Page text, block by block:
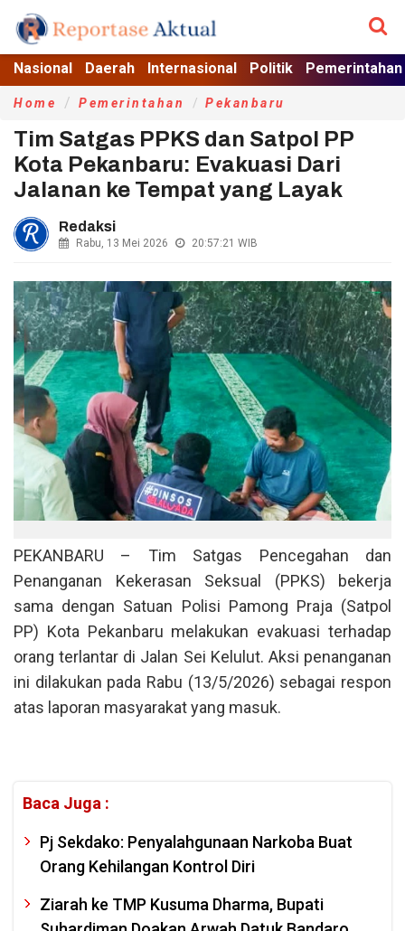
Nasional Daerah Internasional Politik Pemerintahan
Home Pemerintahan Pekanbaru
Tim Satgas PPKS dan Satpol PP
Kota Pekanbaru: Evakuasi Dari
Jalanan ke Tempat yang Layak
Redaksi
Rabu, 13 Mei 2026 20:57:21 WIB
PEKANBARU – Tim Satgas Pencegahan dan
Penanganan Kekerasan Seksual (PPKS) bekerja
sama dengan Satuan Polisi Pamong Praja (Satpol
PP) Kota Pekanbaru melakukan evakuasi terhadap
orang terlantar di Jalan Sei Kelulut. Aksi penanganan
ini dilakukan pada Rabu (13/5/2026) sebagai respon
atas laporan masyarakat yang masuk.
Baca Juga :
Pj Sekdako: Penyalahgunaan Narkoba Buat
Orang Kehilangan Kontrol Diri
Ziarah ke TMP Kusuma Dharma, Bupati